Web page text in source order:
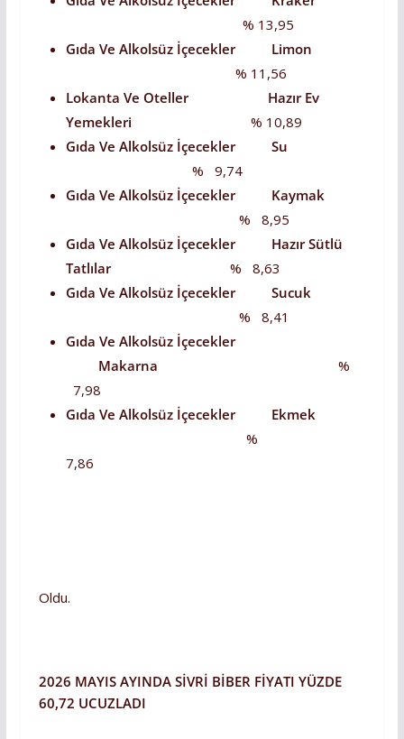
% 13,95
Gıda Ve Alkolsüz İçecekler Limon
% 11,56
Lokanta Ve Oteller Hazır Ev
Yemekleri % 10,89
Gıda Ve Alkolsüz İçecekler Su
% 9,74
Gıda Ve Alkolsüz İçecekler Kaymak
% 8,95
Gıda Ve Alkolsüz İçecekler Hazır Sütlü
Tatlılar % 8,63
Gıda Ve Alkolsüz İçecekler Sucuk
% 8,41
Gıda Ve Alkolsüz İçecekler
Makarna %
7,98
Gıda Ve Alkolsüz İçecekler Ekmek
%
7,86
Oldu.
2026 MAYIS AYINDA SİVRİ BİBER FİYATI YÜZDE
60,72 UCUZLADI